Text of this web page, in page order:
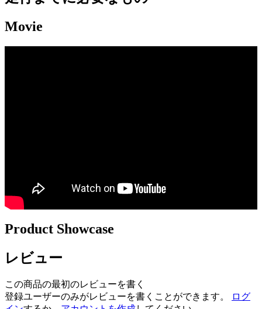
Movie
Product Showcase
レビュー
この商品の最初のレビューを書く
登録ユーザーのみがレビューを書くことができます。
ログ